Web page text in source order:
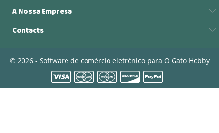
A Nossa Empresa
Contacts
© 2026 - Software de comércio eletrónico para O Gato Hobby